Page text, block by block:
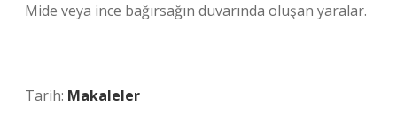
Mide veya ince bağırsağın duvarında oluşan yaralar.
Tarih: Makaleler